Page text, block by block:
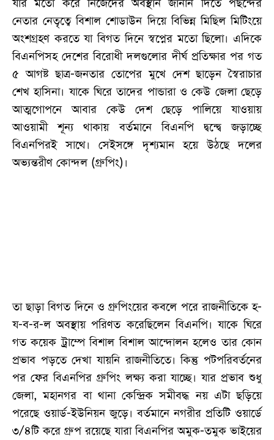
যার মতো করে নিজেদের অবস্থান জানান দিতে পছন্দের
নেতার নেতৃত্বে বিশাল শোডাউন দিয়ে বিভিন্ন মিছিল মিটিংয়ে
অংশগ্রহণ করতে যা বিগত দিনে স্বপ্নের মতো ছিলো। এদিকে
বিএনপিসহ দেশের বিরোধী দলগুলোর দীর্ঘ প্রতিক্ষার পর গত
৫ আগষ্ট ছাত্র-জনতার তোপের মুখে দেশ ছাড়েন স্বৈরাচার
শেখ হাসিনা। যাকে ঘিরে তাদের পান্ডারা ও কেউ জেলা ছেড়ে
আত্মগোপনে আবার কেউ দেশ ছেড়ে পালিয়ে যাওয়ায়
আওয়ামী শূন্য থাকায় বর্তমানে বিএনপি দ্বন্দ্বে জড়াচ্ছে
বিএনপিরই সাথে। সেইসঙ্গে দৃশ্যমান হয়ে উঠছে দলের
অভ্যন্তরীণ কোন্দল (গ্রুপিং)।
তা ছাড়া বিগত দিনে ও গ্রুপিংয়ের কবলে পরে রাজনীতিকে হ-
য-ব-র-ল অবস্থায় পরিণত করেছিলেন বিএনপি। যাকে ঘিরে
গত কয়েক ট্রাম্পে বিশাল বিশাল আন্দোলন হলেও তার কোন
প্রভাব পড়তে দেখা যায়নি রাজনীতিতে। কিন্তু পটপরিবর্তনের
পর ফের বিএনপির গ্রুপিং লক্ষ্য করা যাচ্ছে। যার প্রভাব শুধু
জেলা, মহানগর বা থানা কেন্দ্রিক সমীবদ্ধ নয় এটা ছড়িয়ে
পরেছে ওয়ার্ড-ইউনিয়ন জুড়ে। বর্তমানে নগরীর প্রতিটি ওয়ার্ডে
৩/৪টি করে গ্রুপ রয়েছে যারা বিএনপির অমুক-তমুক ভাইয়ের